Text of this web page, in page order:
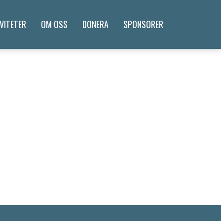
OM OSS DONERA SPONSORER